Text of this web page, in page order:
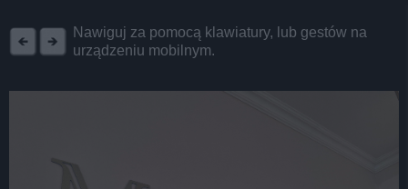
Nawiguj za pomocą klawiatury, lub gestów na
urządzeniu mobilnym.